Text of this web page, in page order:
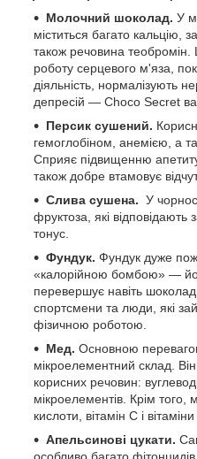
Молочний шоколад. У
міститься багато кальцію,
також речовина
роботу серцевого м'яза,
діяльність, нормалізують
депресій — Choco Secret
Персик сушений.
гемоглобіном, анемією, а
Сприяє підвищенню
також добре втамовує
Слива сушена. У
фруктоза, які відповідають
тонус.
Фундук. Фундук дуже
«калорійною бомбою» —
перевершує навіть
спортсмени та люди, які
фізичною роботою.
Мед. Основною
мікроелементний склад.
корисних речовин:
мікроелементів. Крім того,
кислоти, вітамін С і
Апельсинові цукати.
особливо багато